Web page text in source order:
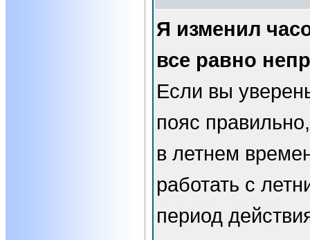
Я изменил
все равно
Если вы
пояс
в летнем
работать с
период